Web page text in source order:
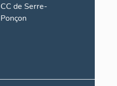
CC de Serre-
Ponçon